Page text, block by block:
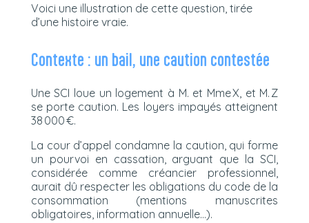
Voici une illustration de cette question, tirée
d’une histoire vraie.
Contexte : un bail, une caution contestée
Une SCI loue un logement à M. et Mme X, et M. Z
se porte caution. Les loyers impayés atteignent
38 000 €.
La cour d’appel condamne la caution, qui forme
un pourvoi en cassation, arguant que la SCI,
considérée comme créancier professionnel,
aurait dû respecter les obligations du code de la
consommation (mentions manuscrites
obligatoires, information annuelle…).